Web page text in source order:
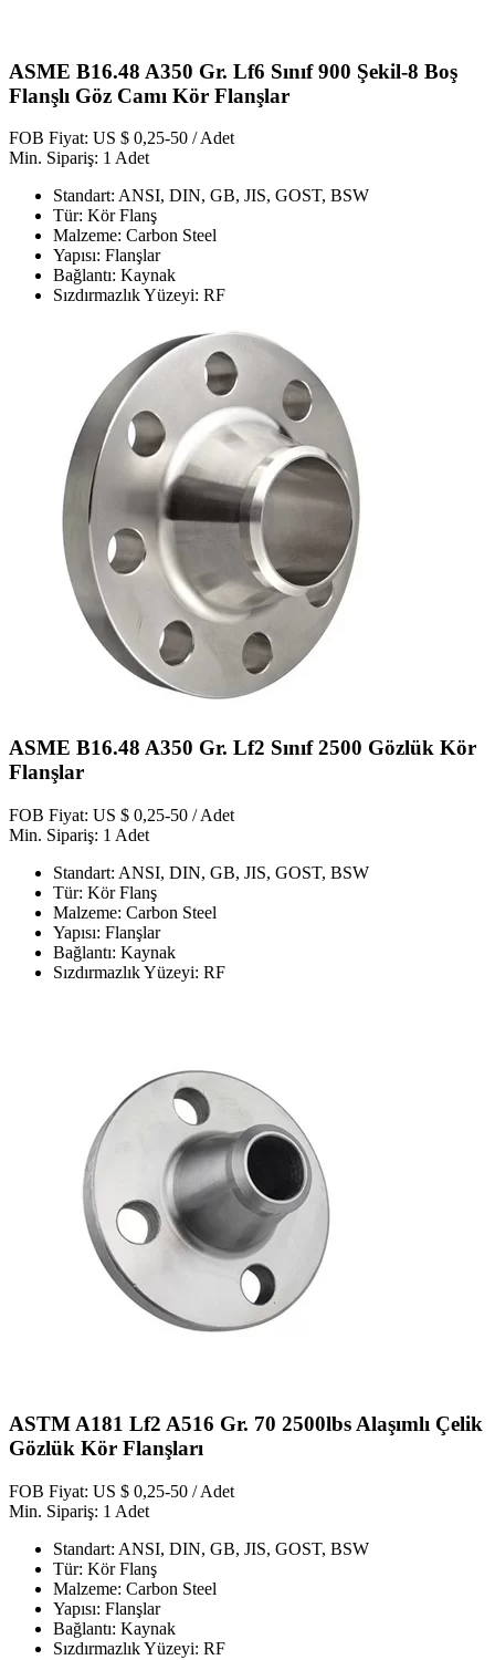
ASME B16.48 A350 Gr. Lf6 Sınıf 900 Şekil-8 Boş
Flanşlı Göz Camı Kör Flanşlar
FOB Fiyat: US $ 0,25-50 / Adet
Min. Sipariş: 1 Adet
Standart: ANSI, DIN, GB, JIS, GOST, BSW
Tür: Kör Flanş
Malzeme: Carbon Steel
Yapısı: Flanşlar
Bağlantı: Kaynak
Sızdırmazlık Yüzeyi: RF
ASME B16.48 A350 Gr. Lf2 Sınıf 2500 Gözlük Kör
Flanşlar
FOB Fiyat: US $ 0,25-50 / Adet
Min. Sipariş: 1 Adet
Standart: ANSI, DIN, GB, JIS, GOST, BSW
Tür: Kör Flanş
Malzeme: Carbon Steel
Yapısı: Flanşlar
Bağlantı: Kaynak
Sızdırmazlık Yüzeyi: RF
ASTM A181 Lf2 A516 Gr. 70 2500lbs Alaşımlı Çelik
Gözlük Kör Flanşları
FOB Fiyat: US $ 0,25-50 / Adet
Min. Sipariş: 1 Adet
Standart: ANSI, DIN, GB, JIS, GOST, BSW
Tür: Kör Flanş
Malzeme: Carbon Steel
Yapısı: Flanşlar
Bağlantı: Kaynak
Sızdırmazlık Yüzeyi: RF